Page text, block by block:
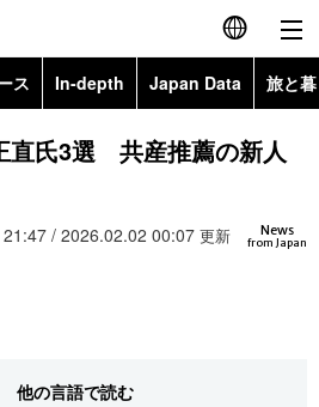
English
简体字
ス In-depth Japan Data 旅と
Topics
直氏3選 共産推薦の新人
News
from Japan
/ 2026.02.02 00:07 更新
他の言語で読む